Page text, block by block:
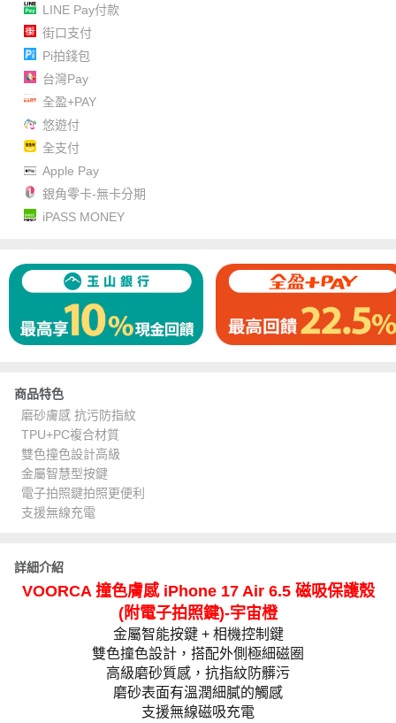
LINE Pay付款
街口支付
Pi拍錢包
台灣Pay
全盈+PAY
悠遊付
全支付
Apple Pay
銀角零卡-無卡分期
iPASS MONEY
商品特色
磨砂膚感 抗污防指紋
TPU+PC複合材質
雙色撞色設計高級
金屬智慧型按鍵
電子拍照鍵拍照更便利
支援無線充電
詳細介紹
VOORCA 撞色膚感 iPhone 17 Air 6.5 磁吸保護殼
(附電子拍照鍵)-宇宙橙
金屬智能按鍵 + 相機控制鍵
雙色撞色設計，搭配外側極細磁圈
高級磨砂質感，抗指紋防髒污
磨砂表面有溫潤細膩的觸感
支援無線磁吸充電